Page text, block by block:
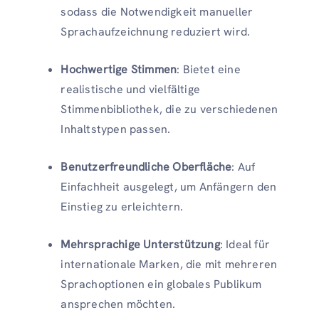
sodass die Notwendigkeit manueller
Sprachaufzeichnung reduziert wird.
Hochwertige Stimmen: Bietet eine
realistische und vielfältige
Stimmenbibliothek, die zu verschiedenen
Inhaltstypen passen.
Benutzerfreundliche Oberfläche: Auf
Einfachheit ausgelegt, um Anfängern den
Einstieg zu erleichtern.
Mehrsprachige Unterstützung: Ideal für
internationale Marken, die mit mehreren
Sprachoptionen ein globales Publikum
ansprechen möchten.